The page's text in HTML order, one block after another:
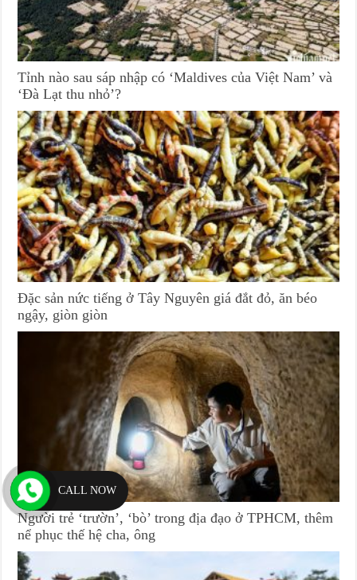
Tỉnh nào sau sáp nhập có ‘Maldives của Việt Nam’ và
‘Đà Lạt thu nhỏ’?
Đặc sản nức tiếng ở Tây Nguyên giá đắt đỏ, ăn béo
ngậy, giòn giòn
Người trẻ ‘trườn’, ‘bò’ trong địa đạo ở TPHCM, thêm
nể phục thế hệ cha, ông
CALL NOW